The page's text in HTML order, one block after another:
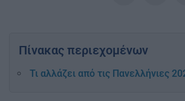
Πίνακας περιεχομένων
Τι αλλάζει από τις Πανελλήνιες